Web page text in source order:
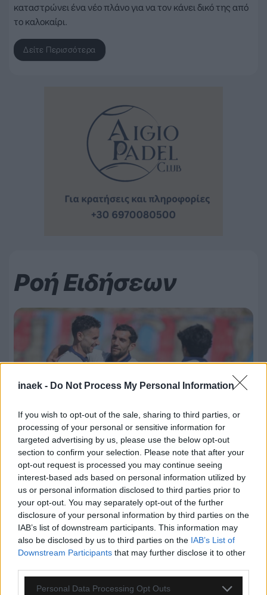
inaek - Do Not Process My Personal Information
If you wish to opt-out of the sale, sharing to third parties, or
processing of your personal or sensitive information for
targeted advertising by us, please use the below opt-out
section to confirm your selection. Please note that after your
opt-out request is processed you may continue seeing
interest-based ads based on personal information utilized by
us or personal information disclosed to third parties prior to
your opt-out. You may separately opt-out of the further
disclosure of your personal information by third parties on the
IAB’s list of downstream participants. This information may
also be disclosed by us to third parties on the IAB’s List of
Downstream Participants that may further disclose it to other
Please note that this website/app uses one or more Google
Personal Data Processing Opt Outs
καταστρώνει ένα νέο πλάνο για να τον κάνει δικό της από
το καλοκαίρι.
Δείτε Περισσότερα
Ροή Ειδήσεων
08.08.2026, 19:50
Η ενδεκάδα της Athens Kallithea για το παιχνίδι
απέναντι στην ΑΕΚ